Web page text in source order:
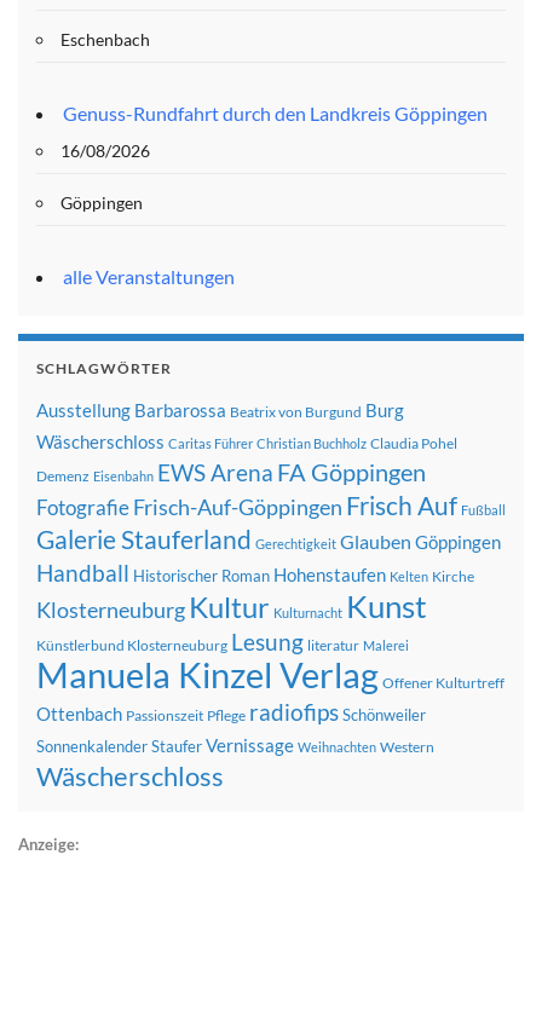
Eschenbach
Genuss-Rundfahrt durch den Landkreis Göppingen
16/08/2026
Göppingen
alle Veranstaltungen
SCHLAGWÖRTER
Ausstellung Barbarossa Beatrix von Burgund Burg
Wäscherschloss Caritas Führer Christian Buchholz Claudia Pohel
Demenz Eisenbahn EWS Arena FA Göppingen
FotografieFrisch-Auf-Göppingen Frisch Auf Fußball
Galerie Stauferland Gerechtigkeit Glauben Göppingen
Handball Historischer Roman Hohenstaufen Kelten Kirche
Klosterneuburg Kultur Kulturnacht Kunst
Künstlerbund Klosterneuburg Lesung literatur Malerei
Manuela Kinzel Verlag Offener Kulturtreff
Ottenbach Passionszeit Pflege radiofipsSchönweiler
SonnenkalenderStauferVernissage Weihnachten Western
Wäscherschloss
Anzeige: